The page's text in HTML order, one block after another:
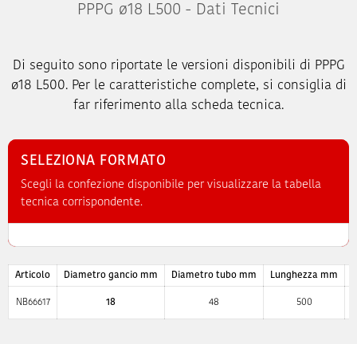
PPPG ø18 L500 - Dati Tecnici
Di seguito sono riportate le versioni disponibili di PPPG
ø18 L500. Per le caratteristiche complete, si consiglia di
far riferimento alla scheda tecnica.
SELEZIONA FORMATO
Scegli la confezione disponibile per visualizzare la tabella
tecnica corrispondente.
Articolo Diametro gancio mm Diametro tubo mm Lunghezza mm
NB66617 18 48 500